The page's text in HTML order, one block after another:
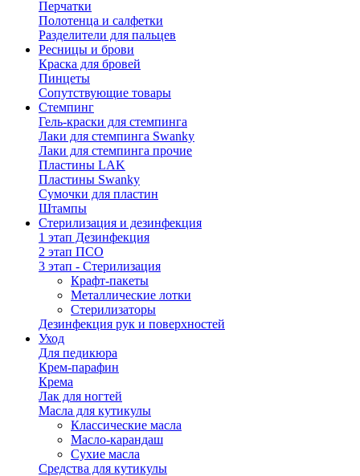
Перчатки
Полотенца и салфетки
Разделители для пальцев
Ресницы и брови
Краска для бровей
Пинцеты
Сопутствующие товары
Стемпинг
Гель-краски для стемпинга
Лаки для стемпинга Swanky
Лаки для стемпинга прочие
Пластины LAK
Пластины Swanky
Сумочки для пластин
Штампы
Стерилизация и дезинфекция
1 этап Дезинфекция
2 этап ПСО
3 этап - Стерилизация
Крафт-пакеты
Металлические лотки
Стерилизаторы
Дезинфекция рук и поверхностей
Уход
Для педикюра
Крем-парафин
Крема
Лак для ногтей
Масла для кутикулы
Классические масла
Масло-карандаш
Сухие масла
Средства для кутикулы